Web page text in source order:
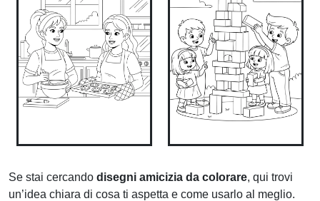
Se stai cercando disegni amicizia da colorare, qui trovi
un’idea chiara di cosa ti aspetta e come usarlo al meglio.